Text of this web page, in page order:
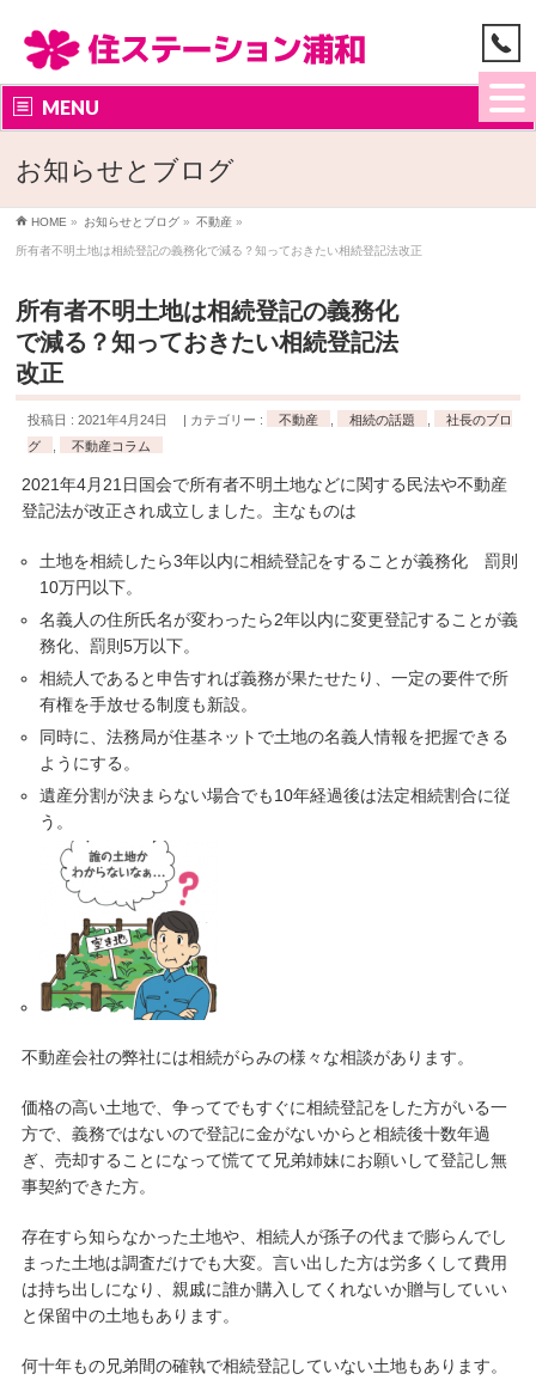
MENU
お知らせとブログ
HOME » お知らせとブログ » 不動産 »
所有者不明土地は相続登記の義務化で減る？知っておきたい相続登記法改正
所有者不明土地は相続登記の義務化
で減る？知っておきたい相続登記法
改正
投稿日 : 2021年4月24日 カテゴリー : 不動産 相続の話題
社長のブロ
グ
不動産コラム
2021年4月21日国会で所有者不明土地などに関する民法や不動産
登記法が改正され成立しました。主なものは
土地を相続したら3年以内に相続登記をすることが義務化 罰則
10万円以下。
名義人の住所氏名が変わったら2年以内に変更登記することが義
務化、罰則5万以下。
相続人であると申告すれば義務が果たせたり、一定の要件で所
有権を手放せる制度も新設。
同時に、法務局が住基ネットで土地の名義人情報を把握できる
ようにする。
遺産分割が決まらない場合でも10年経過後は法定相続割合に従
う。
不動産会社の弊社には相続がらみの様々な相談があります。
価格の高い土地で、争ってでもすぐに相続登記をした方がいる一
方で、義務ではないので登記に金がないからと相続後十数年過
ぎ、売却することになって慌てて兄弟姉妹にお願いして登記し無
事契約できた方。
存在すら知らなかった土地や、相続人が孫子の代まで膨らんでし
まった土地は調査だけでも大変。言い出した方は労多くして費用
は持ち出しになり、親戚に誰か購入してくれないか贈与していい
と保留中の土地もあります。
何十年もの兄弟間の確執で相続登記していない土地もあります。